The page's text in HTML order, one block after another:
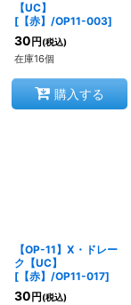
【UC】
[ 【赤】/OP11-003]
30 円 (税込)
在庫16個
購入する
【OP-11】X・ドレー
ク【UC】
[ 【赤】/OP11-017]
30 円 (税込)